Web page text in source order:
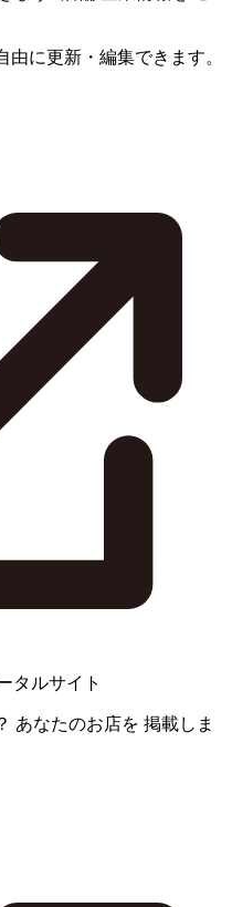
に更新・編集できます。
タルサイト
あなたのお店を 掲載しま